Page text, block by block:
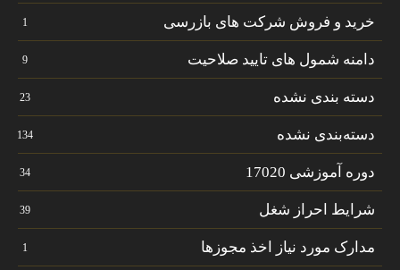
خرید و فروش شرکت های بازرسی 1
دامنه شمول های تایید صلاحیت 9
دسته بندی نشده 23
دسته‌بندی نشده 134
دوره آموزشی 17020 34
شرایط احراز شغل 39
مدارک مورد نیاز اخذ مجوزها 1